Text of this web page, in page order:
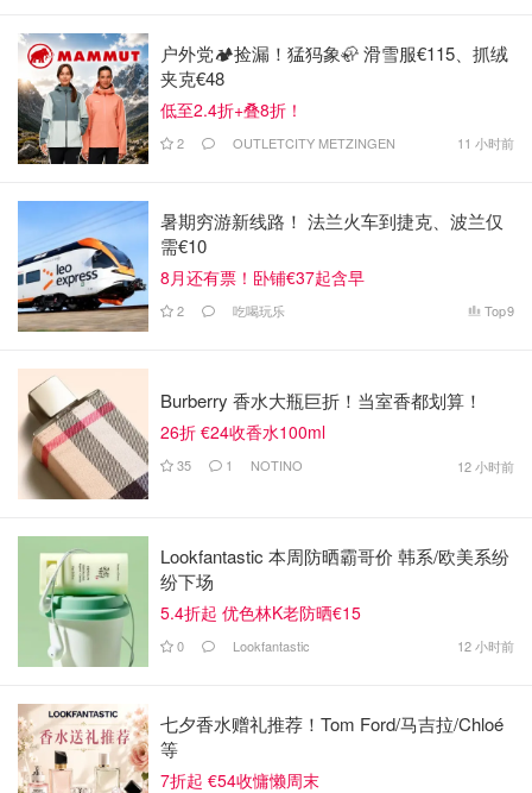
户外党🏕️捡漏！猛犸象🦣 滑雪服€115、抓绒
夹克€48
低至2.4折+叠8折！
2 OUTLETCITY METZINGEN 11 小时前
暑期穷游新线路！ 法兰火车到捷克、波兰仅
需€10
8月还有票！卧铺€37起含早
2 吃喝玩乐 Top9
Burberry 香水大瓶巨折！当室香都划算！
26折 €24收香水100ml
35 1 NOTINO 12 小时前
Lookfantastic 本周防晒霸哥价 韩系/欧美系纷
纷下场
5.4折起 优色林K老防晒€15
0 Lookfantastic 12 小时前
七夕香水赠礼推荐！Tom Ford/马吉拉/Chloé
等
7折起 €54收慵懒周末